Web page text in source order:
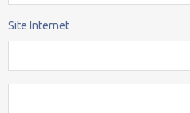
Site Internet